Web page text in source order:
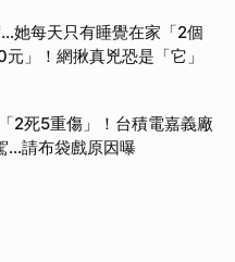
她每天只有睡覺在家「2個
」！網揪真兇恐是「它」
2死5重傷」！台積電嘉義廠
...請布袋戲原因曝